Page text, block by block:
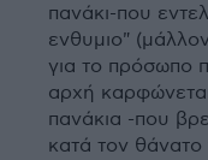
πανάκι-που
ενθυμιο"
για το πρόσωπο
αρχή
πανάκια -που
κατά τον